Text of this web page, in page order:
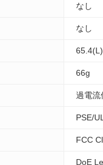
なし
なし
66g
過電流
PSE/
FCC
DoE